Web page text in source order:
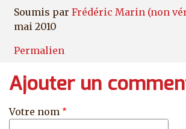
Soumis par Frédéric Marin (non
mai 2010
Permalien
Ajouter un
Votre nom